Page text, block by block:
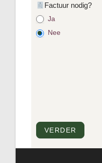
Factuur nodig?
Ja
Nee
VERDER